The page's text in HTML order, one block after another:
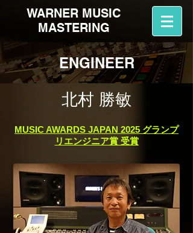
WARNER MUSIC
MASTERING
ENGINEER
北村 勝敏
MUSIC AWARDS JAPAN 2025 グランプ
リエンジニア賞 受賞